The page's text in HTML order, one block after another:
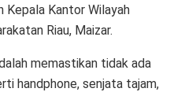
Kepala Kantor Wilayah
Riau, Maizar.
memastikan tidak ada
handphone, senjata tajam,